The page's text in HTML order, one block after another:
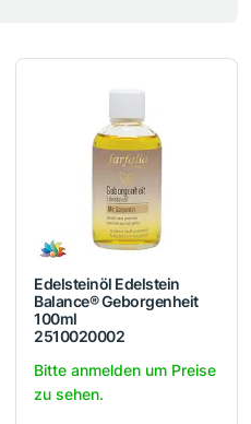
Edelsteinöl Edelstein
Balance® Geborgenheit
100ml
2510020002
Bitte anmelden um Preise
zu sehen.